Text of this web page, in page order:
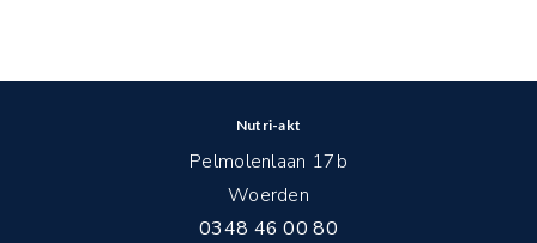
Nutri-akt
Pelmolenlaan 17b
Woerden
0348 46 00 80